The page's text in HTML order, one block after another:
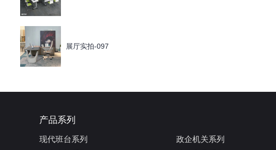
展厅实拍-097
产品系列
现代班台系列
政企机关系列